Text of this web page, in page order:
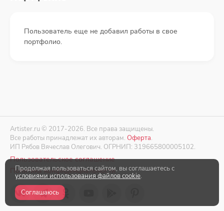
Пользователь еще не добавил работы в свое
портфолио.
Artister.ru © 2017-2026. Все права защищены.
Все работы принадлежат их авторам. Оферта.
ИП Рябов Вячеслав Олегович. ОГРНИП: 319665800005102.
Пользовательское соглашение
Политика конфиденциальности
Продолжая пользоваться сайтом, вы соглашаетесь с
условиями использования файлов cookie.
Соглашаюсь